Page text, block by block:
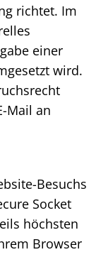
richtet. Im
einer
wird.
Mail an
Besuchs
Socket
höchsten
Browser